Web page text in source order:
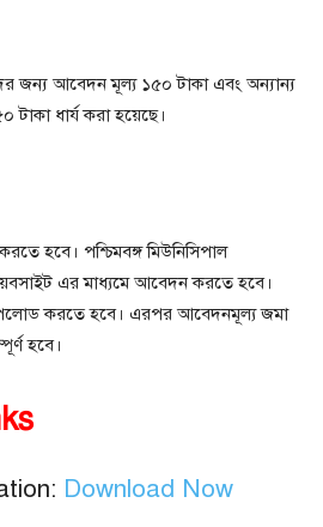
জন্য আবেদন মূল্য ১৫০ টাকা এবং অন্যান্য
টাকা ধার্য করা হয়েছে।
হবে। পশ্চিমবঙ্গ মিউনিসিপাল
এর মাধ্যমে আবেদন করতে হবে।
করতে হবে। এরপর আবেদনমূল্য জমা
হবে।
Download Now